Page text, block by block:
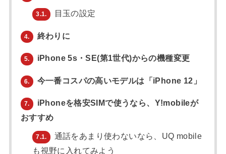
3.1. 目玉の設定
4. 終わりに
5. iPhone 5s・SE(第1世代)からの機種変更
6. 今一番コスパの高いモデルは「iPhone 12」
7.
iPhoneを格安SIMで使うなら、Y!mobileが
おすすめ
7.1.
通話をあまり使わないなら、UQ mobile
も視野に入れてみよう